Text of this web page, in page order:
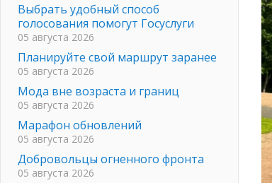
Выбрать удобный способ
голосования помогут Госуслуги
05 августа 2026
Планируйте свой маршрут заранее
05 августа 2026
Мода вне возраста и границ
05 августа 2026
Марафон обновлений
05 августа 2026
Добровольцы огненного фронта
05 августа 2026